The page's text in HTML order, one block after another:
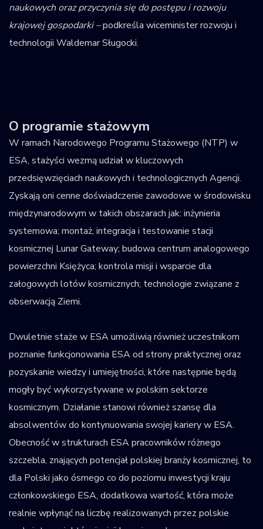
naukowych oraz przyczynia się do postępu i rozwoju
krajowej gospodarki –podkreśla wiceminister rozwoju i
technologii Waldemar Sługocki.
O programie stażowym
W ramach Narodowego Programu Stażowego (NTP) w
ESA, stażyści wezmą udział w kluczowych
przedsięwzięciach naukowych i technologicznych Agencji.
Zyskają oni cenne doświadczenie zawodowe w środowisku
międzynarodowym w takich obszarach jak: inżynieria
systemowa; montaż, integracja i testowanie stacji
kosmicznej Lunar Gateway; budowa centrum analogowego
powierzchni Księżyca; kontrola misji i wsparcie dla
załogowych lotów kosmicznych; technologie związane z
obserwacją Ziemi.
Dwuletnie staże w ESA umożliwią również uczestnikom
poznanie funkcjonowania ESA od strony praktycznej oraz
pozyskanie wiedzy i umiejętności, które następnie będą
mogły być wykorzystywane w polskim sektorze
kosmicznym. Działanie stanowi również szansę dla
absolwentów do kontynuowania swojej kariery w ESA.
Obecność w strukturach ESA pracowników różnego
szczebla, znających potencjał polskiej branży kosmicznej, to
dla Polski jako ósmego co do poziomu inwestycji kraju
członkowskiego ESA, dodatkowa wartość, która może
realnie wpłynąć na liczbę realizowanych przez polskie